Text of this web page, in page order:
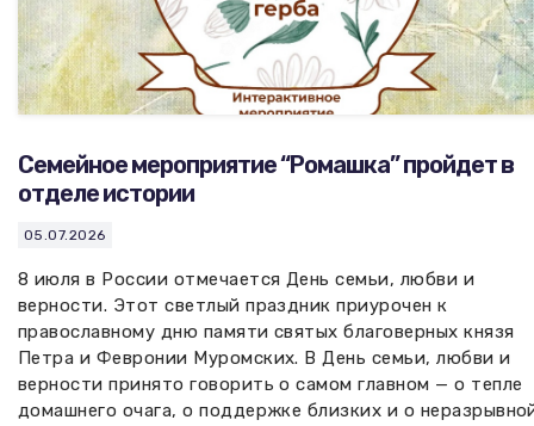
Семейное мероприятие “Ромашка” пройдет в
отделе истории
05.07.2026
8 июля в России отмечается День семьи, любви и
верности. Этот светлый праздник приурочен к
православному дню памяти святых благоверных князя
Петра и Февронии Муромских. В День семьи, любви и
верности принято говорить о самом главном — о тепле
домашнего очага, о поддержке близких и о